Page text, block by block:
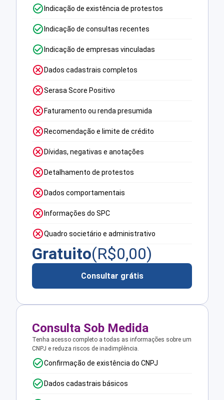
Indicação de existência de protestos
Indicação de consultas recentes
Indicação de empresas vinculadas
Dados cadastrais completos
Serasa Score Positivo
Faturamento ou renda presumida
Recomendação e limite de crédito
Dívidas, negativas e anotações
Detalhamento de protestos
Dados comportamentais
Informações do SPC
Quadro societário e administrativo
Gratuito(R$0,00)
Consultar grátis
Consulta Sob Medida
Tenha acesso completo a todas as informações sobre um
CNPJ e reduza riscos de inadimplência.
Confirmação de existência do CNPJ
Dados cadastrais básicos